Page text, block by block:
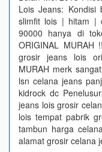
Lois Jeans: Kondisi
slimfit lois | hitam |
90000 hanya di
ORIGINAL MURAH
grosir jeans lois
MURAH merk
lsn celana jeans
kidrock dc
jeans lois grosir
lois tempat pabrik
tambun harga
alamat grosir celana